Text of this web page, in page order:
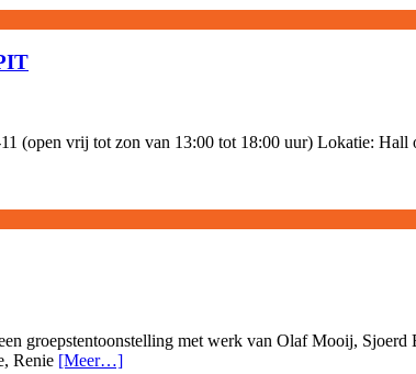
(open vrij tot zon van 13:00 tot 18:00 uur) Lokatie:
groepstentoonstelling met werk van Olaf Mooij,
Renie [Meer…]